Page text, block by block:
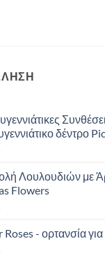
δέντρο
Λουλουδιών με
Flowers
Roses - ορτανσία